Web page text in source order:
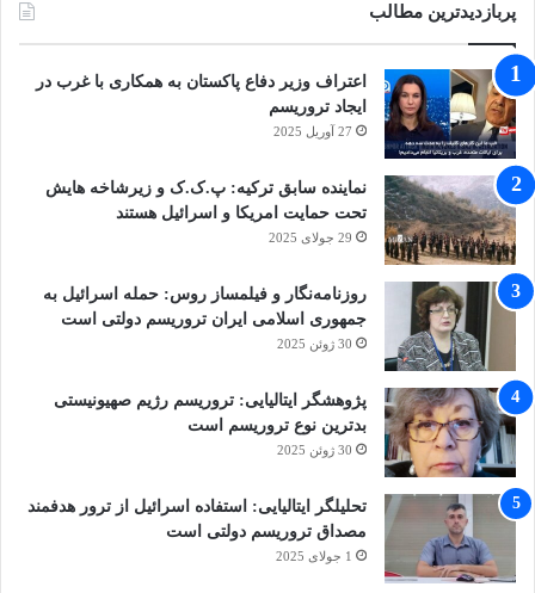
پربازدیدترین مطالب
اعتراف وزیر دفاع پاکستان به همکاری با غرب در
ایجاد تروریسم
27 آوریل 2025
نماینده سابق ترکیه: پ.ک.ک و زیرشاخه هایش
تحت حمایت امریکا و اسرائیل هستند
29 جولای 2025
روزنامه‌نگار و فیلمساز روس: حمله اسرائیل به
جمهوری اسلامی ایران تروریسم دولتی است
30 ژوئن 2025
پژوهشگر ایتالیایی: تروریسم رژیم صهیونیستی
بدترین نوع تروریسم است
30 ژوئن 2025
تحلیلگر ایتالیایی: استفاده اسرائیل از ترور هدفمند
مصداق تروریسم دولتی است
1 جولای 2025